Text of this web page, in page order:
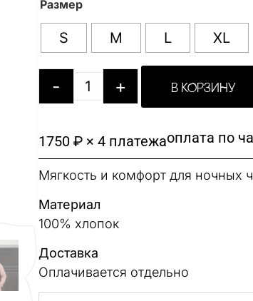
Размер
S M L XL
- + В КОРЗИНУ
1750 ₽ × 4 платежаоплата по
Мягкость и комфорт для ночных
Материал
100% хлопок
Доставка
Оплачивается отдельно